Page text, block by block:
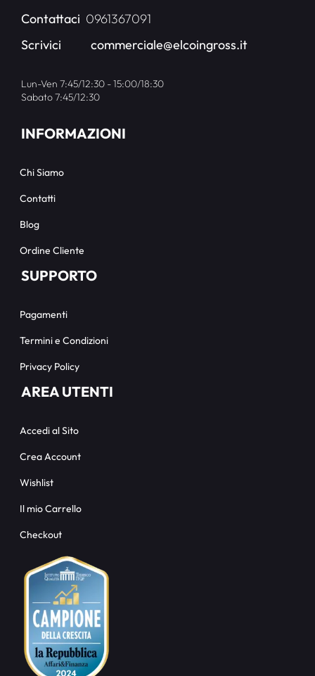
Contattaci 0961367091
Scrivici
commerciale@elcoingross.it
Lun-Ven 7:45/12:30 - 15:00/18:30
Sabato 7:45/12:30
INFORMAZIONI
Chi Siamo
Contatti
Blog
Ordine Cliente
SUPPORTO
Pagamenti
Termini e Condizioni
Privacy Policy
AREA UTENTI
Accedi al Sito
Crea Account
Wishlist
Il mio Carrello
Checkout